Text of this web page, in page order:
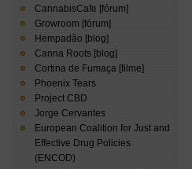
CannabisCafe [fórum]
Growroom [fórum]
Hempadão [blog]
Canna Roots [blog]
Cortina de Fumaça [filme]
Phoenix Tears
Project CBD
Jorge Cervantes
European Coalition for Just and
Effective Drug Policies
(ENCOD)